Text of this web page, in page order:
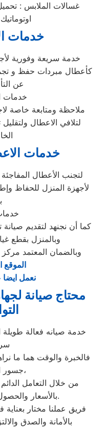
غسالات الملابس :
خدمات
خدمة سريعة وفورية
كأعطال مبردات حفظ و
عن
خدمات
ملاحظة ومتابعة خاصة
لتلافي الاعطال
خدمات
لتجنب الأعطال
لأجهزة المنزل للحفاظ
كما أن نجنهد لتقديم صيانة
وبالمنزل بقطع
وبالضمان المعتمد مركز
الموقع
نعمل ايضا
محتاج صيانة
خدمة صيانه فعالة طويلة
فالخبرة والوقت هما ما
جسور الثقة مع العميل،
من خلال التعامل
بالأسعار والحصول على خدمة عالية الجودة.
فريق عملنا مختار
بالأمانة والصدق